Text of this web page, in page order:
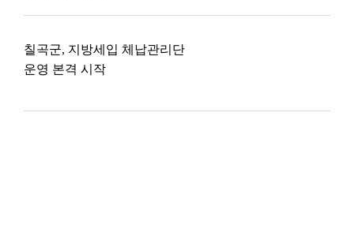
칠곡군, 지방세입 체납관리단
운영 본격 시작